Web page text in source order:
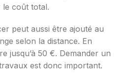
le coût total.
peut aussi être ajouté au
selon la distance. En
jusqu’à 50 €. Demander un
est donc important.